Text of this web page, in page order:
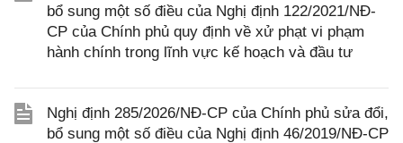
bổ sung một số điều của Nghị định 122/2021/NĐ-
CP của Chính phủ quy định về xử phạt vi phạm
hành chính trong lĩnh vực kế hoạch và đầu tư
Nghị định 285/2026/NĐ-CP của Chính phủ sửa đổi,
bổ sung một số điều của Nghị định 46/2019/NĐ-CP